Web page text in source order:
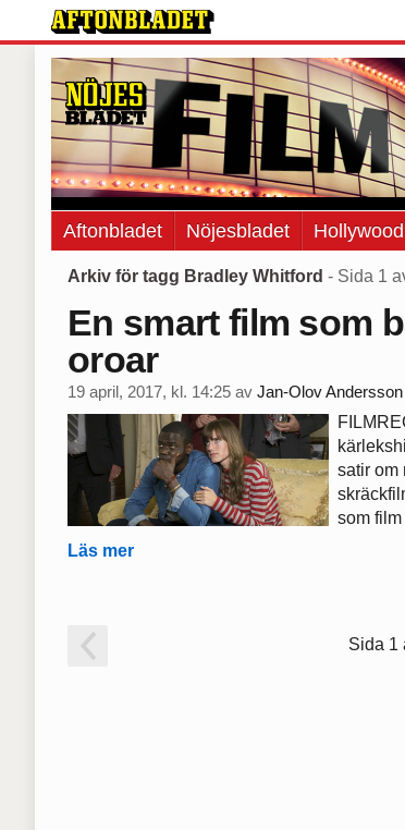
Aftonbladet Nöjesbladet Hollywood
Arkiv för tagg Bradley Whitford - Sida 1
En smart film som
oroar
19 april, 2017, kl. 14:25 av Jan-Olov Andersson
satir om
som
Läs mer
Sida 1